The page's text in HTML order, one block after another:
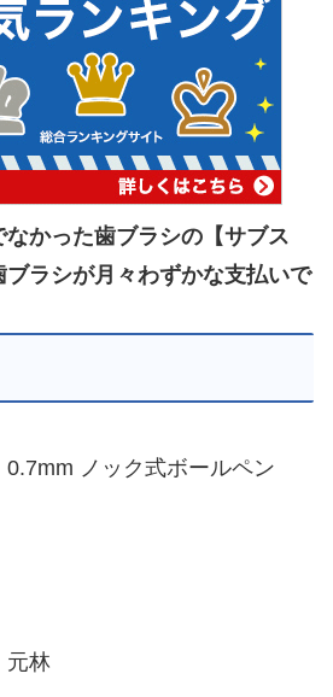
かった歯ブラシの【サブス
ラシが月々わずかな支払いで
ノック式ボールペン
林